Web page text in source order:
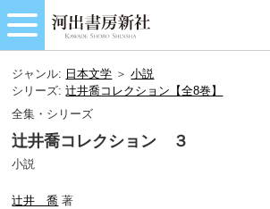
ジャンル: 日本文学 ＞小説
シリーズ:辻井喬コレクション【全8巻】
全集・シリーズ
辻井喬コレクション ３
小説
辻井 喬 著